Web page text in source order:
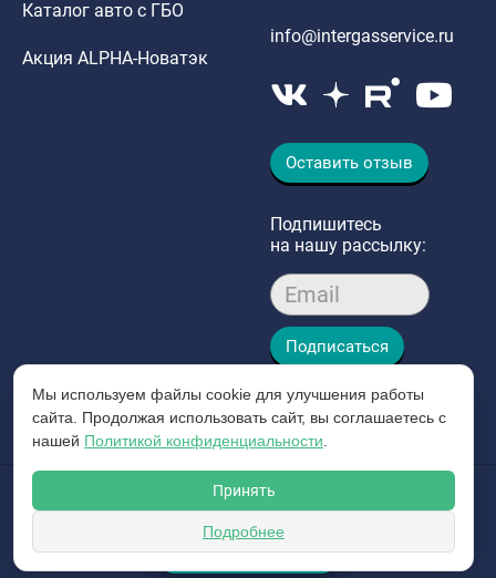
ЗАКАЗАТЬ ЗВОНОК
Каталог авто с ГБО
Акция ALPHA-Новатэк
info@intergasservice.ru
Оставить отзыв
Подпишитесь
на нашу рассылку:
Email
Подписаться
© 2026 Интергазсервис
Пользовательское соглашение
Мы используем файлы cookie для улучшения работы
сайта. Продолжая использовать сайт, вы соглашаетесь с
нашей Политикой конфиденциальности
Принять
Подробнее